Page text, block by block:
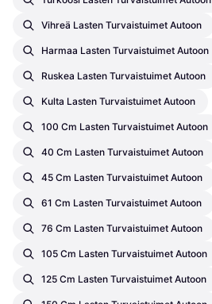
Vihreä Lasten Turvaistuimet Autoon
Harmaa Lasten Turvaistuimet Autoon
Ruskea Lasten Turvaistuimet Autoon
Kulta Lasten Turvaistuimet Autoon
100 Cm Lasten Turvaistuimet Autoon
40 Cm Lasten Turvaistuimet Autoon
45 Cm Lasten Turvaistuimet Autoon
61 Cm Lasten Turvaistuimet Autoon
76 Cm Lasten Turvaistuimet Autoon
105 Cm Lasten Turvaistuimet Autoon
125 Cm Lasten Turvaistuimet Autoon